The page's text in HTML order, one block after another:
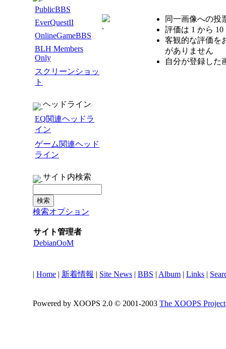
PublicBBS
EverQuestII
OnlineGameBBS
BLH Members
Only
スクリーンショッ
ト
ヘッドライン
EQ関連ヘッドラ
イン
ゲーム関連ヘッド
ライン
サイト内検索
検索オプション
サイト管理者
DebianOoM
同一画像への投
評価は 1 から
客観的な評価を
がありません
自分が登録した
| Home | 新着情報 | Site News | BBS | Album | Links |
Powered by XOOPS 2.0 © 2001-2003 The XOOPS Project